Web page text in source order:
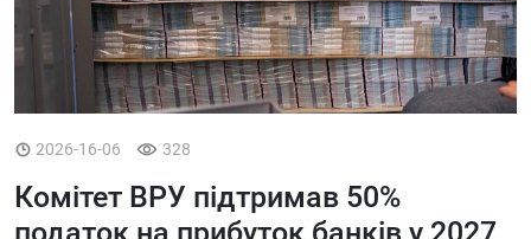
ТехноНаука
Людина
Корисності
Ukraine
Про нас
2026-16-06 328
Комітет ВРУ підтримав 50%
податок на прибуток банків у 2027